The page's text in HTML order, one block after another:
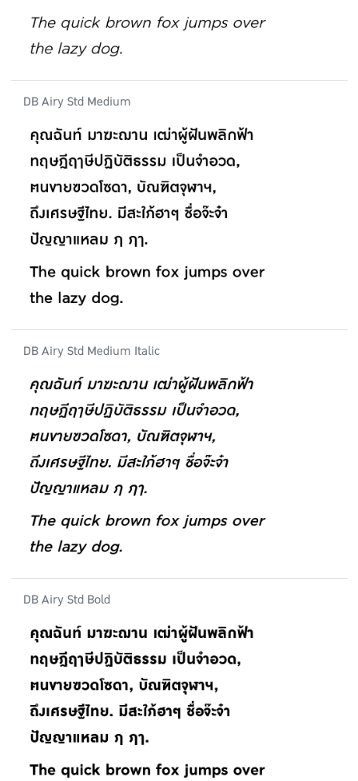
DB Airy Std Medium
DB Airy Std Medium Italic
DB Airy Std Bold